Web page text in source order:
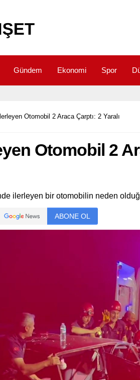
Gündem Ekonomi Spor
Otomobil 2 Araca Çarptı: 2 Yaralı
Otomobil 2
ilerleyen bir otomobilin neden
ABONE OL